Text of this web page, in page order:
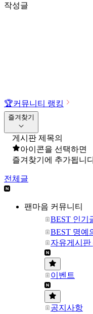
작성글
🏆커뮤니티 랭킹
즐겨찾기
게시판 제목의
아이콘을 선택하면
즐겨찾기에 추가됩니
전체글
팬마음 커뮤니티
BEST 인기
BEST 명예
자유게시판
이벤트
공지사항